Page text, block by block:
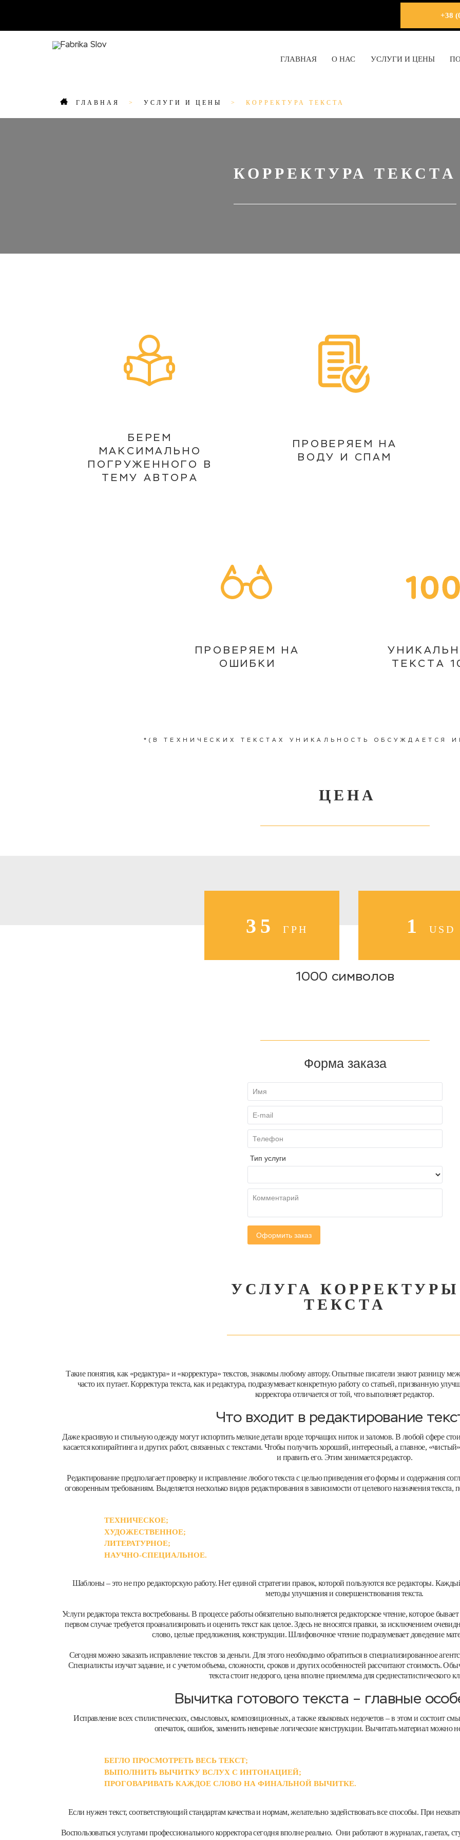
+38
ГЛАВНАЯ О НАС УСЛУГИ И ЦЕНЫ
ГЛАВНАЯ УСЛУГИ И ЦЕНЫ КОРРЕКТУРА ТЕКСТА
КОРРЕКТУРА ТЕКСТА
БЕРЕМ
МАКСИМАЛЬНО
ПОГРУЖЕННОГО В
ТЕМУ АВТОРА
ПРОВЕРЯЕМ НА
ВОДУ И СПАМ
ПРОВЕРЯЕМ НА
ОШИБКИ
ТЕКСТА
*(В ТЕХНИЧЕСКИХ ТЕКСТАХ УНИКАЛЬНОСТЬ ОБСУЖДАЕТСЯ
ЦЕНА
35 ГРН 1 USD
1000 символов
УСЛУГА КОРРЕКТУРЫ
ТЕКСТА
Такие понятия, как «редактура» и «корректура» текстов, знакомы любому автору. Опытные писатели знают разницу
часто их путает. Корректура текста, как и редактура, подразумевает конкретную работу со статьей, призванную
корректора отличается от той, что выполняет редактор.
Что входит в редактирование
Даже красивую и стильную одежду могут испортить мелкие детали вроде торчащих ниток и заломов. В любой сфере
касается копирайтинга и других работ, связанных с текстами. Чтобы получить хороший, интересный, а главное,
и править его. Этим занимается редактор.
Редактирование предполагает проверку и исправление любого текста с целью приведения его формы и содержания
оговоренным требованиям. Выделяется несколько видов редактирования в зависимости от целевого назначения
ТЕХНИЧЕСКОЕ;
ХУДОЖЕСТВЕННОЕ;
ЛИТЕРАТУРНОЕ;
НАУЧНО-СПЕЦИАЛЬНОЕ.
Шаблоны – это не про редакторскую работу. Нет единой стратегии правок, которой пользуются все редакторы.
методы улучшения и совершенствования текста.
Услуги редактора текста востребованы. В процессе работы обязательно выполняется редакторское чтение, которое
первом случае требуется проанализировать и оценить текст как целое. Здесь не вносятся правки, за исключением
слово, целые предложения, конструкции. Шлифовочное чтение подразумевает доведение
Сегодня можно заказать исправление текстов за деньги. Для этого необходимо обратиться в специализированное
Специалисты изучат задание, и с учетом объема, сложности, сроков и других особенностей рассчитают стоимость.
текста стоит недорого, цена вполне приемлема для среднестатистического
Вычитка готового текста – главные
Исправление всех стилистических, смысловых, композиционных, а также языковых недочетов – в этом и состоит
опечаток, ошибок, заменить неверные логические конструкции. Вычитать материал можно
БЕГЛО ПРОСМОТРЕТЬ ВЕСЬ ТЕКСТ;
ВЫПОЛНИТЬ ВЫЧИТКУ ВСЛУХ С ИНТОНАЦИЕЙ;
ПРОГОВАРИВАТЬ КАЖДОЕ СЛОВО НА ФИНАЛЬНОЙ ВЫЧИТКЕ.
Если нужен текст, соответствующий стандартам качества и нормам, желательно задействовать все способы. При
Воспользоваться услугами профессионального корректора сегодня вполне реально. Они работают в журналах, газетах,